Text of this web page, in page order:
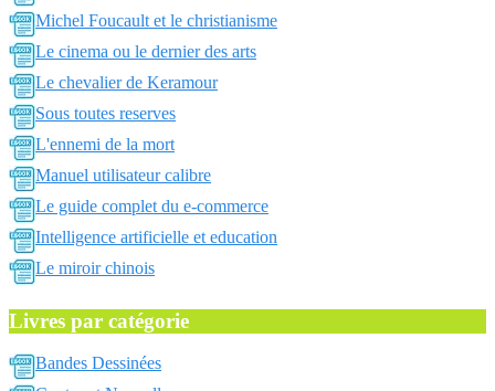
Michel Foucault et le christianisme
Le cinema ou le dernier des arts
Le chevalier de Keramour
Sous toutes reserves
L'ennemi de la mort
Manuel utilisateur calibre
Le guide complet du e-commerce
Intelligence artificielle et education
Le miroir chinois
Livres par catégorie
Bandes Dessinées